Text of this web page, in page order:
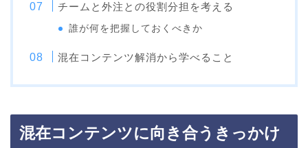
チームと外注との役割分担を考える
誰が何を把握しておくべきか
混在コンテンツ解消から学べること
混在コンテンツに向き合うきっかけ